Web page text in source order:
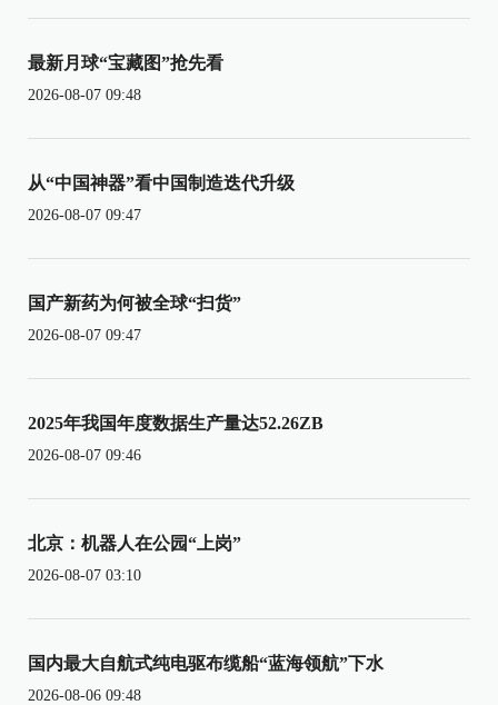
最新月球“宝藏图”抢先看
2026-08-07 09:48
从“中国神器”看中国制造迭代升级
2026-08-07 09:47
国产新药为何被全球“扫货”
2026-08-07 09:47
2025年我国年度数据生产量达52.26ZB
2026-08-07 09:46
北京：机器人在公园“上岗”
2026-08-07 03:10
国内最大自航式纯电驱布缆船“蓝海领航”下水
2026-08-06 09:48